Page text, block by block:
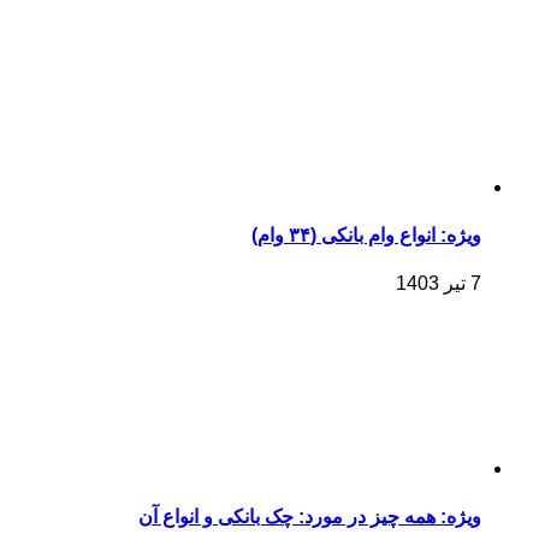
ویژه: انواع وام بانکی (۳۴ وام)
7 تیر 1403
ویژه: همه چیز در مورد: چک بانکی و انواع آن